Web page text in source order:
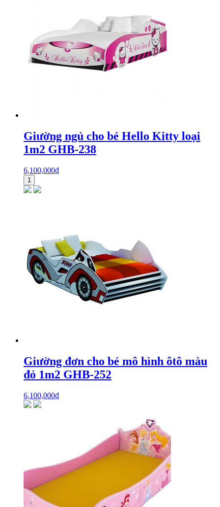
Giường ngủ cho bé Hello Kitty loại
1m2 GHB-238
6,100,000₫
1
Giường đơn cho bé mô hình ôtô màu
đỏ 1m2 GHB-252
6,100,000₫